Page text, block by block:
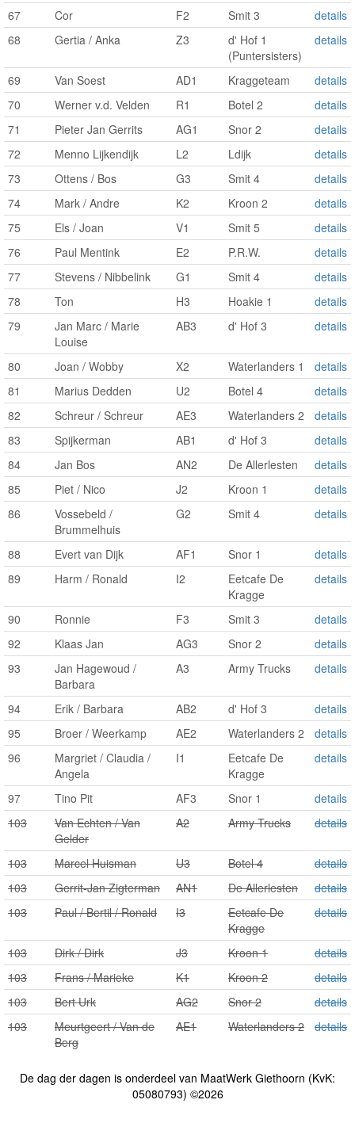
67
Cor F2 Smit 3
details
68
Gertia / Anka Z3
d' Hof 1
(Puntersisters)
details
69 Van Soest AD1 Kraggeteam
details
70
Werner v.d. Velden R1 Botel 2
details
71
Pieter Jan Gerrits AG1 Snor 2
details
72
Menno Lijkendijk L2 Ldijk
details
73
Ottens / Bos G3 Smit 4
details
74
Mark / Andre K2 Kroon 2
details
75
Els / Joan V1 Smit 5
details
76
Paul Mentink E2 P.R.W.
details
77
Stevens / Nibbelink G1 Smit 4
details
78
Ton H3 Hoakie 1
details
79
Jan Marc / Marie
Louise
AB3 d' Hof 3 details
80 Joan / Wobby X2 Waterlanders 1
details
81
Marius Dedden U2 Botel 4
details
82
Schreur / Schreur AE3 Waterlanders 2
details
83
Spijkerman AB1 d' Hof 3
details
84
Jan Bos AN2 De Allerlesten
details
85
Piet / Nico J2 Kroon 1
details
86
Vossebeld /
Brummelhuis
G2 Smit 4 details
88 Evert van Dijk AF1 Snor 1
details
89
Harm / Ronald I2
Eetcafe De
Kragge
details
90 Ronnie F3 Smit 3
details
92
Klaas Jan AG3 Snor 2
details
93
Jan Hagewoud /
Barbara
A3 Army Trucks details
94 Erik / Barbara AB2 d' Hof 3
details
95
Broer / Weerkamp AE2 Waterlanders 2
details
96
Margriet / Claudia /
Angela
I1
Eetcafe De
Kragge
details
97 Tino Pit AF3 Snor 1
details
103
Van Echten / Van
Gelder
A2 Army Trucks details
103 Marcel Huisman U3 Botel 4
details
103
Gerrit-Jan Zigterman AN1 De Allerlesten
details
103
Paul / Bertil / Ronald I3
Eetcafe De
Kragge
details
103 Dirk / Dirk J3 Kroon 1
details
103
Frans / Marieke K1 Kroon 2
details
103
Bert Urk AG2 Snor 2
details
103
Meurtgeert / Van de
Berg
AE1 Waterlanders 2 details
De dag der dagen is onderdeel van MaatWerk Giethoorn (KvK:
05080793) ©2026